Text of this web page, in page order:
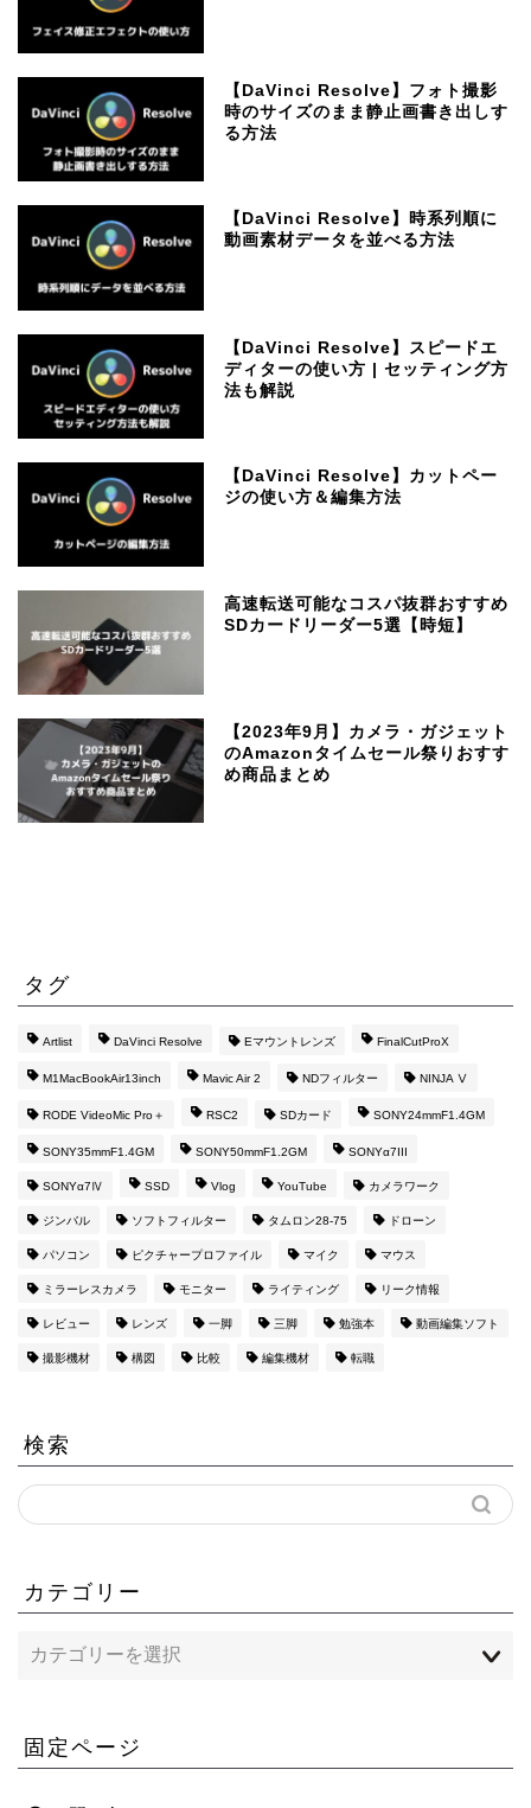
【DaVinci Resolve】フォト撮影
時のサイズのまま静止画書き出しす
る方法
【DaVinci Resolve】時系列順に
動画素材データを並べる方法
【DaVinci Resolve】スピードエ
ディターの使い方 | セッティング方
法も解説
【DaVinci Resolve】カットペー
ジの使い方＆編集方法
高速転送可能なコスパ抜群おすすめ
SDカードリーダー5選【時短】
【2023年9月】カメラ・ガジェット
のAmazonタイムセール祭りおすす
め商品まとめ
タグ
Artlist DaVinci Resolve Eマウントレンズ FinalCutProX
M1MacBookAir13inch Mavic Air 2 NDフィルター NINJA Ⅴ
RODE VideoMic Pro＋ RSC2 SDカード SONY24mmF1.4GM
SONY35mmF1.4GM SONY50mmF1.2GM SONYα7III
SONYα7Ⅳ SSD Vlog YouTube カメラワーク
ジンバル ソフトフィルター タムロン28-75 ドローン
パソコン ピクチャープロファイル マイク マウス
ミラーレスカメラ モニター ライティング リーク情報
レビュー レンズ 一脚 三脚 勉強本 動画編集ソフト
撮影機材 構図 比較 編集機材 転職
検索
カテゴリー
固定ページ